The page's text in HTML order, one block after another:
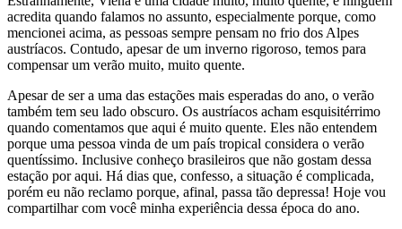
acredita quando falamos no assunto, especialmente porque, como
mencionei acima, as pessoas sempre pensam no frio dos Alpes
austríacos. Contudo, apesar de um inverno rigoroso, temos para
compensar um verão muito, muito quente.
Apesar de ser a uma das estações mais esperadas do ano, o verão
também tem seu lado obscuro. Os austríacos acham esquisitérrimo
quando comentamos que aqui é muito quente. Eles não entendem
porque uma pessoa vinda de um país tropical considera o verão
quentíssimo. Inclusive conheço brasileiros que não gostam dessa
estação por aqui. Há dias que, confesso, a situação é complicada,
porém eu não reclamo porque, afinal, passa tão depressa! Hoje vou
compartilhar com você minha experiência dessa época do ano.